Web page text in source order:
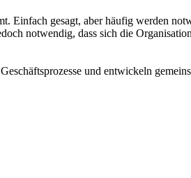
Einfach gesagt, aber häufig werden
notwendig, dass sich die
und entwickeln